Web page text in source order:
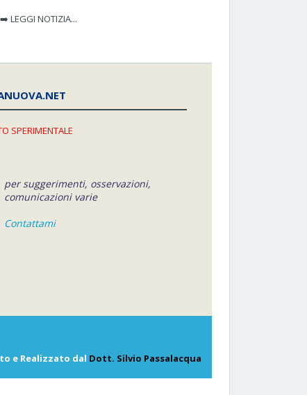
LEGGI NOTIZIA...
SPERIMENTALE
per suggerimenti, osservazioni,
comunicazioni varie
Contattami
e Realizzato dal Dott. Silvio Passalacqua